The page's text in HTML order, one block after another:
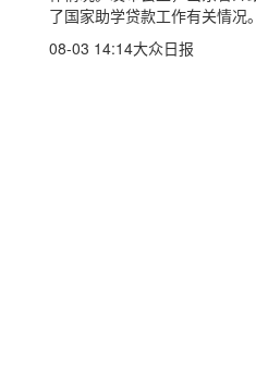
了国家助学贷款工作有关情况。
08-03 14:14大众日报